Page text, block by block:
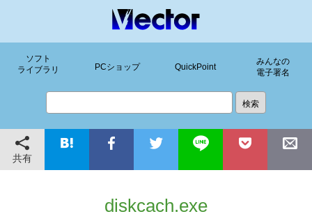
ソフト
ライブラリ
PCショップ QuickPoint
みんなの
電子署名
共有
diskcach.exe